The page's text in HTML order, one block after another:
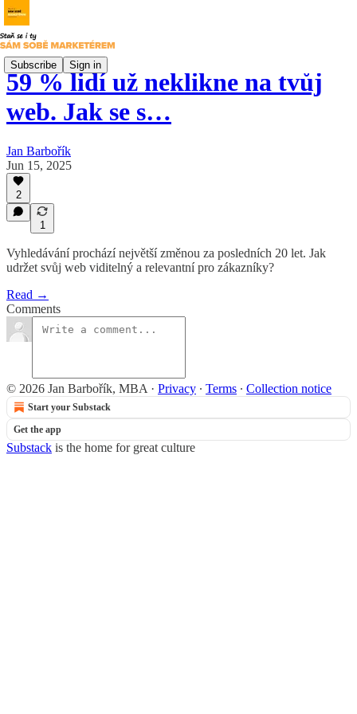
Subscribe Sign in
59 % lidí už neklikne na tvůj
web. Jak se s…
Jan Barbořík
Jun 15, 2025
2
1
Vyhledávání prochází největší změnou za posledních 20 let. Jak
udržet svůj web viditelný a relevantní pro zákazníky?
Read →
Comments
© 2026 Jan Barbořík, MBA · Privacy ∙ Terms ∙ Collection notice
Start your Substack
Get the app
Substack is the home for great culture